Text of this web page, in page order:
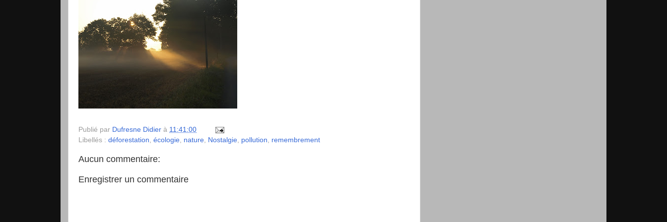
Publié par Dufresne Didier à 11:41:00
Libellés : déforestation écologie nature Nostalgie pollution remembrement
Aucun commentaire:
Enregistrer un commentaire